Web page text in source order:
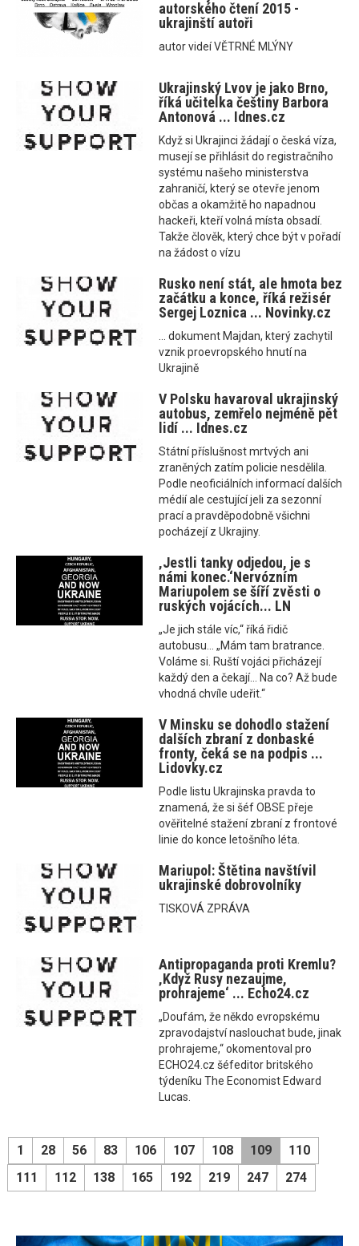
autorského čtení 2015 -
ukrajinští autoři
autor videí VĚTRNÉ MLÝNY
Ukrajinský Lvov je jako Brno,
říká učitelka češtiny Barbora
Antonová ... Idnes.cz
Když si Ukrajinci žádají o česká víza,
musejí se přihlásit do registračního
systému našeho ministerstva
zahraničí, který se otevře jenom
občas a okamžitě ho napadnou
hackeři, kteří volná místa obsadí.
Takže člověk, který chce být v pořadí
na žádost o vízu
Rusko není stát, ale hmota bez
začátku a konce, říká režisér
Sergej Loznica ... Novinky.cz
... dokument Majdan, který zachytil
vznik proevropského hnutí na
Ukrajině
V Polsku havaroval ukrajinský
autobus, zemřelo nejméně pět
lidí ... Idnes.cz
Státní příslušnost mrtvých ani
zraněných zatím policie nesdělila.
Podle neoficiálních informací dalších
médií ale cestující jeli za sezonní
prací a pravděpodobně všichni
pocházejí z Ukrajiny.
‚Jestli tanky odjedou, je s
námi konec.‘Nervózním
Mariupolem se šíří zvěsti o
ruských vojácích... LN
„Je jich stále víc,“ říká řidič
autobusu... „Mám tam bratrance.
Voláme si. Ruští vojáci přicházejí
každý den a čekají… Na co? Až bude
vhodná chvíle udeřit.“
V Minsku se dohodlo stažení
dalších zbraní z donbaské
fronty, čeká se na podpis ...
Lidovky.cz
Podle listu Ukrajinska pravda to
znamená, že si šéf OBSE přeje
ověřitelné stažení zbraní z frontové
linie do konce letošního léta.
Mariupol: Štětina navštívil
ukrajinské dobrovolníky
TISKOVÁ ZPRÁVA
Antipropaganda proti Kremlu?
‚Když Rusy nezaujme,
prohrajeme‘ ... Echo24.cz
„Doufám, že někdo evropskému
zpravodajství naslouchat bude, jinak
prohrajeme,“ okomentoval pro
ECHO24.cz šéfeditor britského
týdeníku The Economist Edward
Lucas.
1 28 56 83 106 107 108 109
110
111
112 138 165 192 219 247 274